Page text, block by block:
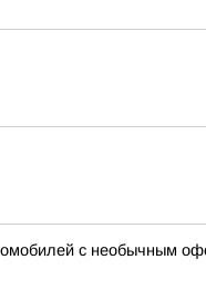
с необычным